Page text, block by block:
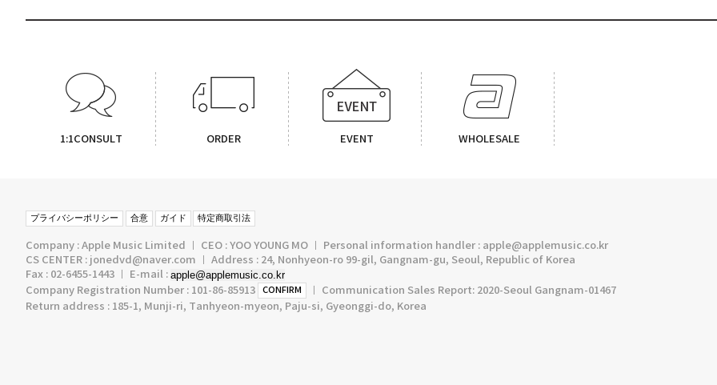
1:1CONSULT ORDER EVENT WHOLESALE
プライバシーポリシー 合意 ガイド 特定商取引法
Company : Apple Music Limited ㅣ CEO : YOO YOUNG MO ㅣ Personal information handler : apple@applemusic.co.kr
CS CENTER : jonedvd@naver.com ㅣ Address : 24, Nonhyeon-ro 99-gil, Gangnam-gu, Seoul, Republic of Korea
Fax : 02-6455-1443 ㅣ E-mail : apple@applemusic.co.kr
Company Registration Number : 101-86-85913 CONFIRM
ㅣ Communication Sales Report: 2020-Seoul Gangnam-01467
Return address : 185-1, Munji-ri, Tanhyeon-myeon, Paju-si, Gyeonggi-do, Korea